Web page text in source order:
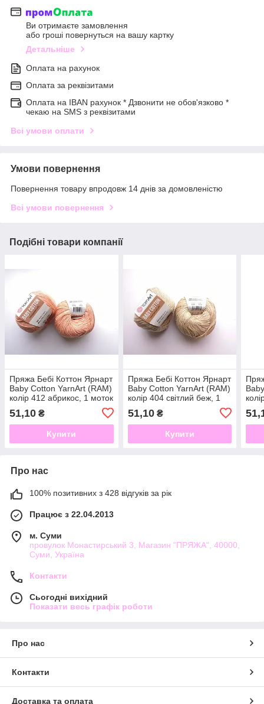
Ви отримаєте замовлення
або гроші повернуться на вашу картку
Детальніше
Оплата на рахунок
Оплата за реквізитами
Оплата на IBAN рахунок * Дзвонити не обов'язково *
чекаю на SMS з реквізитами
Всі умови оплати
Умови повернення
Повернення товару впродовж 14 днів за домовленістю
Всі умови повернення
Подібні товари компанії
Пряжа Бебі Коттон Ярнарт
Baby Cotton YarnArt (RAM)
колір 412 абрикос, 1 моток
51,10 ₴
Купити
Пряжа Бебі Коттон Ярнарт
Baby Cotton YarnArt (RAM)
колір 404 світлий беж, 1
51,10₴
Купити
Про нас
100% позитивних з 428 відгуків за рік
Працює з 22.04.2013
м. Суми
провулок Монастирський 3, Магазин "ПРЯЖА", 40000,
Суми, Україна
Контакти
Сьогодні вихідний
Показати весь графік роботи
Про нас
Контакти
Доставка та оплата